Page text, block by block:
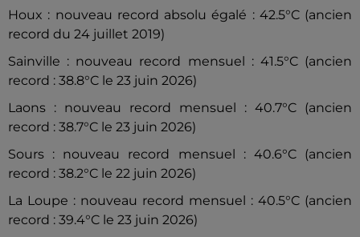
Houx : nouveau record absolu égalé : 42.5°C (ancien
record du 24 juillet 2019)
Sainville : nouveau record mensuel : 41.5°C (ancien
record : 38.8°C le 23 juin 2026)
Laons : nouveau record mensuel : 40.7°C (ancien
record : 38.7°C le 23 juin 2026)
Sours : nouveau record mensuel : 40.6°C (ancien
record : 38.2°C le 22 juin 2026)
La Loupe : nouveau record mensuel : 40.5°C (ancien
record : 39.4°C le 23 juin 2026)